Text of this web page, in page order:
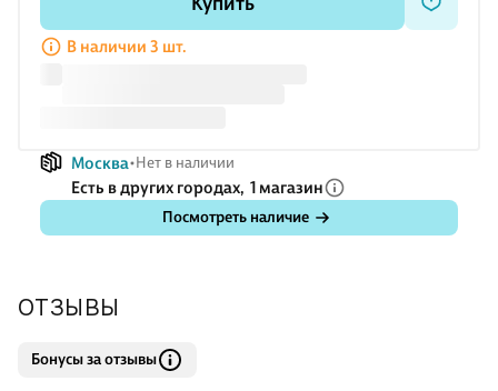
школы. Вводятся понятия «вид справа», «вид слева», «вид
сверху», «вид сзади», «вид спереди».
В наличии 3 шт.
Москва Нет в наличии
Есть в других городах, 1 магазин
Посмотреть наличие
ОТЗЫВЫ
Бонусы за отзывы